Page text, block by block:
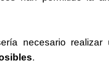
necesario realizar
.